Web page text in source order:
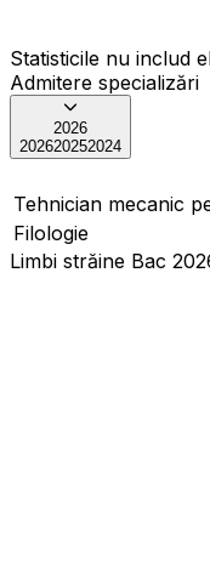
Statisticile nu includ
Admitere specializări
2026
202620252024
Tehnician mecanic
Filologie
Limbi străine Bac